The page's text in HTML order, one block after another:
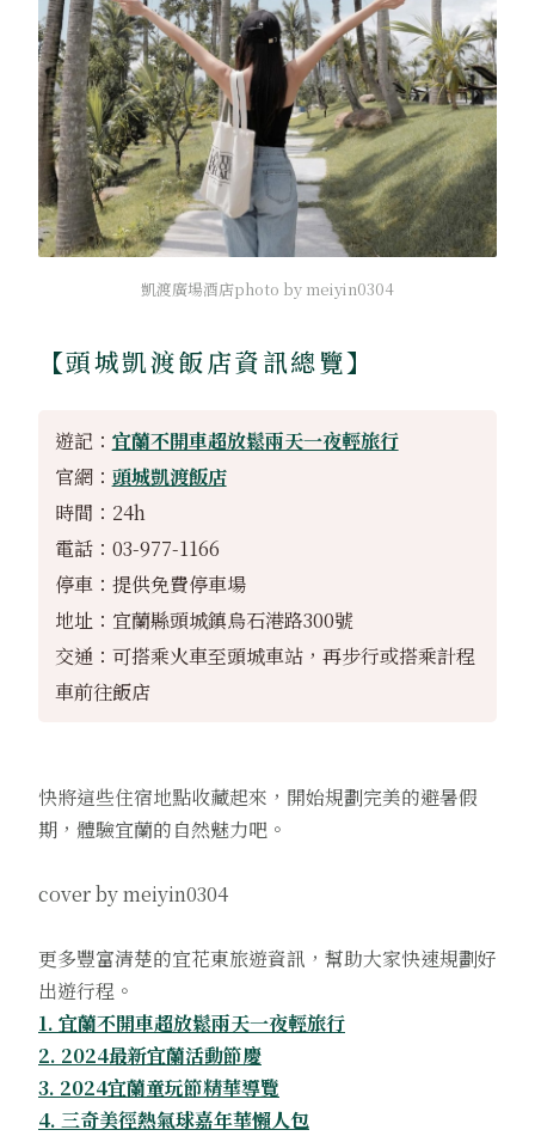
凱渡廣場酒店photo by meiyin0304
【頭城凱渡飯店資訊總覽】
遊記： 宜蘭不開車超放鬆兩天一夜輕旅行
官網： 頭城凱渡飯店
時間：24h
電話：03-977-1166
停車：提供免費停車場
地址：宜蘭縣頭城鎮烏石港路300號
交通：可搭乘火車至頭城車站，再步行或搭乘計程
車前往飯店
快將這些住宿地點收藏起來，開始規劃完美的避暑假
期，體驗宜蘭的自然魅力吧。
cover by meiyin0304
更多豐富清楚的宜花東旅遊資訊，幫助大家快速規劃好
出遊行程。
1. 宜蘭不開車超放鬆兩天一夜輕旅行
2. 2024最新宜蘭活動節慶
3. 2024宜蘭童玩節精華導覽
4. 三奇美徑熱氣球嘉年華懶人包